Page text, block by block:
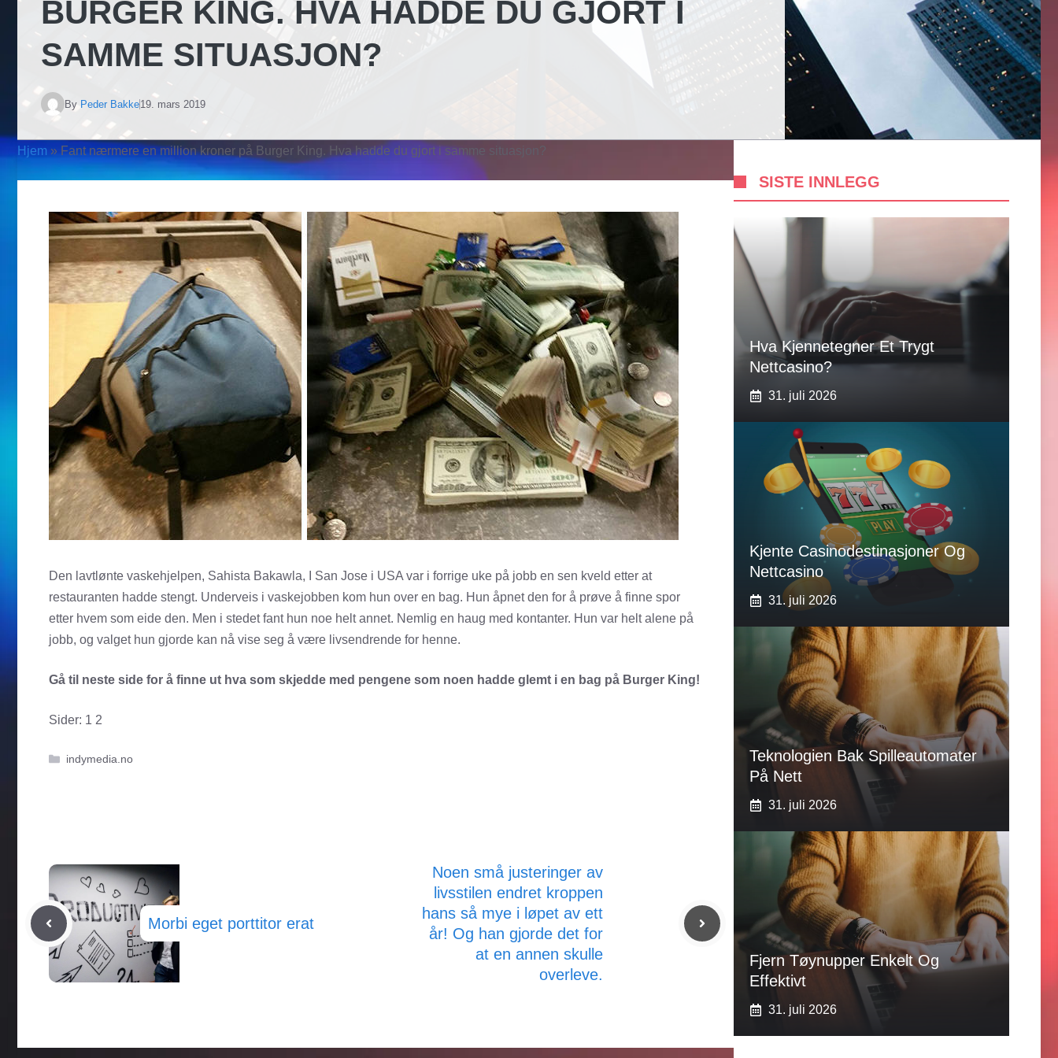
BURGER KING. HVA HADDE DU GJORT I
SAMME SITUASJON?
By Peder Bakke19. mars 2019
Hjem » Fant nærmere en million kroner på Burger King. Hva hadde du gjort i samme situasjon?
Den lavtlønte vaskehjelpen, Sahista Bakawla, I San Jose i USA var i forrige uke på jobb en sen kveld etter at
restauranten hadde stengt. Underveis i vaskejobben kom hun over en bag. Hun åpnet den for å prøve å finne spor
etter hvem som eide den. Men i stedet fant hun noe helt annet. Nemlig en haug med kontanter. Hun var helt alene på
jobb, og valget hun gjorde kan nå vise seg å være livsendrende for henne.
Gå til neste side for å finne ut hva som skjedde med pengene som noen hadde glemt i en bag på Burger King!
Sider: 1 2
Kategorier
indymedia.no
Morbi eget porttitor erat
Noen små justeringer av
livsstilen endret kroppen
hans så mye i løpet av ett
år! Og han gjorde det for
at en annen skulle
overleve.
SISTE INNLEGG
Hva Kjennetegner Et Trygt
Nettcasino?
31. juli 2026
Kjente Casinodestinasjoner Og
Nettcasino
31. juli 2026
Teknologien Bak Spilleautomater
På Nett
31. juli 2026
Fjern Tøynupper Enkelt Og
Effektivt
31. juli 2026